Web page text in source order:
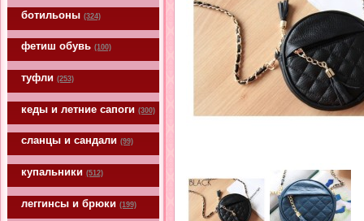
ботильоны (324)
фетиш обувь (100)
туфли (253)
кеды и летние сапоги (300)
сланцы и сандали (99)
купальники (512)
леггинсы и брюки (199)